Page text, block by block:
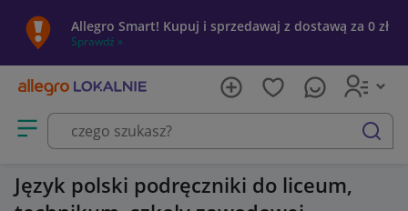
Allegro Smart! Kupuj i sprzedawaj z dostawą za 0 zł
Sprawdź »
Otwórz menu z kategoriami
szukaj
Język polski podręczniki do liceum,